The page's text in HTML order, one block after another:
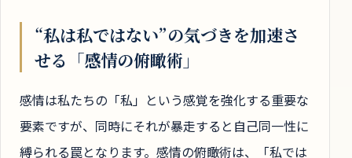
“私は私ではない”の気づきを加速さ
せる「感情の俯瞰術」
感情は私たちの「私」という感覚を強化する重要な
要素ですが、同時にそれが暴走すると自己同一性に
縛られる罠となります。感情の俯瞰術は、「私では